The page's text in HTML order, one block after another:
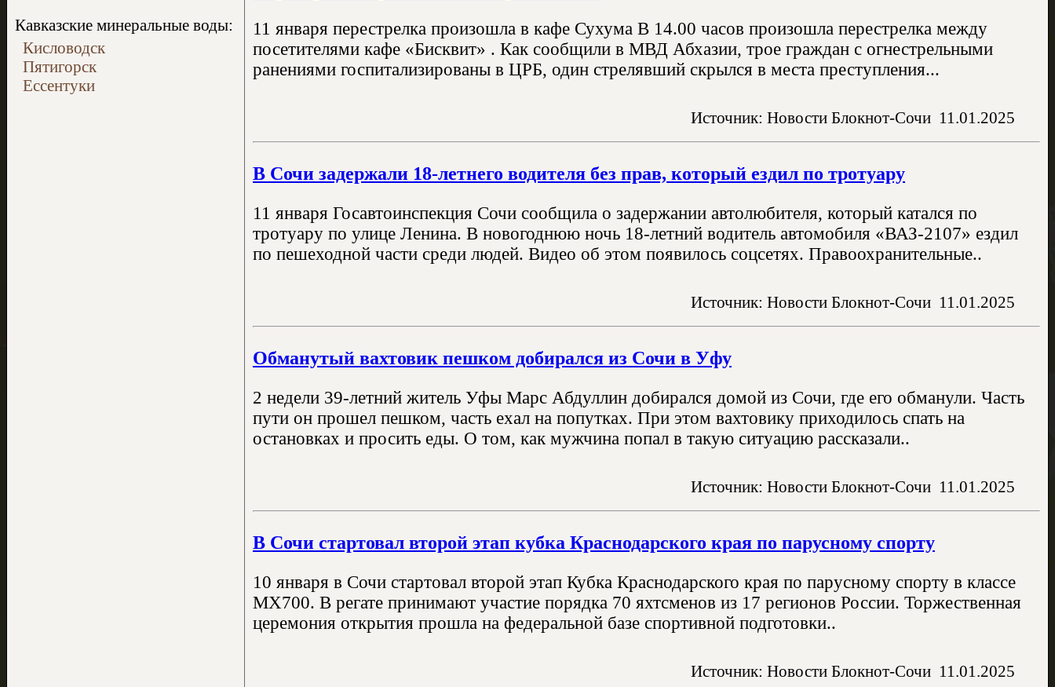
Кавказские минеральные воды:
Кисловодск
Пятигорск
Ессентуки
11 января перестрелка произошла в кафе Сухума В 14.00 часов произошла перестрелка между
посетителями кафе «Бисквит» . Как сообщили в МВД Абхазии, трое граждан с огнестрельными
ранениями госпитализированы в ЦРБ, один стрелявший скрылся в места преступления...
Источник: Новости Блокнот-Сочи 11.01.2025
В Сочи задержали 18-летнего водителя без прав, который ездил по тротуару
11 января Госавтоинспекция Сочи сообщила о задержании автолюбителя, который катался по
тротуару по улице Ленина. В новогоднюю ночь 18-летний водитель автомобиля «ВАЗ-2107» ездил
по пешеходной части среди людей. Видео об этом появилось соцсетях. Правоохранительные..
Источник: Новости Блокнот-Сочи 11.01.2025
Обманутый вахтовик пешком добирался из Сочи в Уфу
2 недели 39-летний житель Уфы Марс Абдуллин добирался домой из Сочи, где его обманули. Часть
пути он прошел пешком, часть ехал на попутках. При этом вахтовику приходилось спать на
остановках и просить еды. О том, как мужчина попал в такую ситуацию рассказали..
Источник: Новости Блокнот-Сочи 11.01.2025
В Сочи стартовал второй этап кубка Краснодарского края по парусному спорту
10 января в Сочи стартовал второй этап Кубка Краснодарского края по парусному спорту в классе
MX700. В регате принимают участие порядка 70 яхтсменов из 17 регионов России. Торжественная
церемония открытия прошла на федеральной базе спортивной подготовки..
Источник: Новости Блокнот-Сочи 11.01.2025